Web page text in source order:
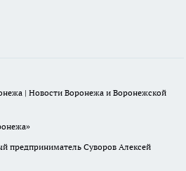
| Новости Воронежа и Воронежской
предприниматель Суворов Алексей